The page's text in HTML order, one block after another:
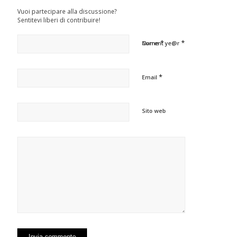
Vuoi partecipare alla discussione?
Sentitevi liberi di contribuire!
Nome*
Email *
Sito web
Current ye@r *